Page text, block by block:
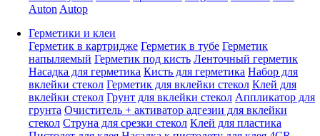
Auton Autop
Герметики и клеи
Герметик в картридже Герметик в тубе Герметик
напыляемый Герметик под кисть Ленточный герметик
Насадка для герметика Кисть для герметика Набор для
вклейки стекол Герметик для вклейки стекол Клей для
вклейки стекол Грунт для вклейки стекол Аппликатор для
грунта Очиститель + активатор адгезии для вклейки
стекол Струна для срезки стекол Клей для пластика